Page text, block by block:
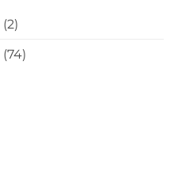
(2)
(74)